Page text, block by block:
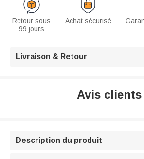
Retour sous
99 jours
Achat sécurisé
Livraison & Retour
Avis clients
Description du produit